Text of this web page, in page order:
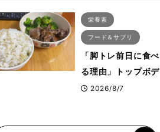
ス・プルオーバーマ
シン”とは？
栄養素
フード＆サプリ
「脚トレ前日に食べ
る理由」トップボデ
ィビルダーが愛用す
2026/8/7